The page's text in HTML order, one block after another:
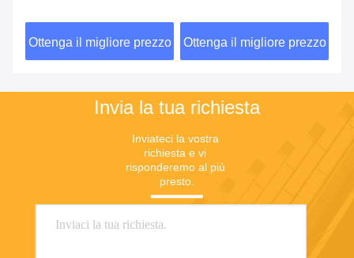
metropolitana della
raccolta del sangue
Ottenga il migliore prezzo
5L/bottiglia
Ottenga il migliore prezzo
Invia la tua richiesta
Inviateci la vostra
richiesta e vi
risponderemo al più
presto.